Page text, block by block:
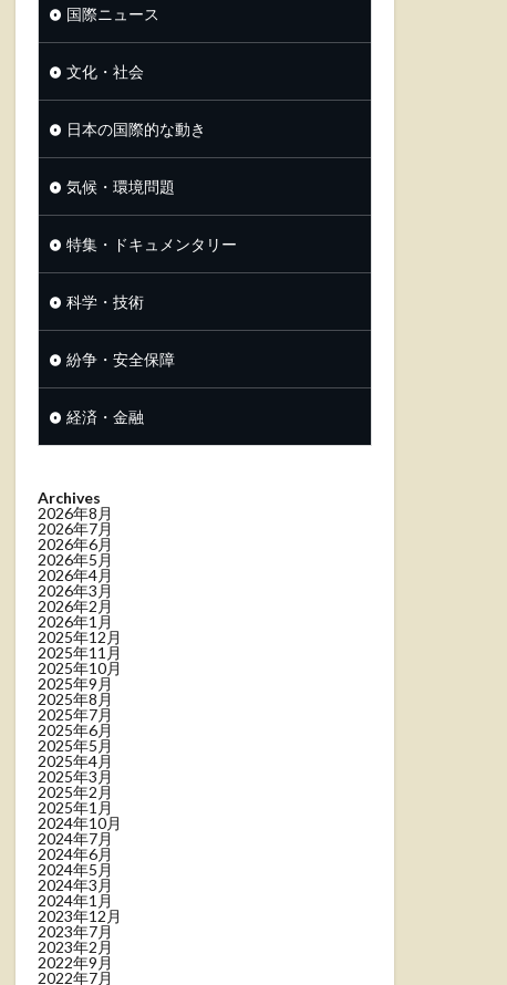
国際ニュース
文化・社会
日本の国際的な動き
気候・環境問題
特集・ドキュメンタリー
科学・技術
紛争・安全保障
経済・金融
Archives
2026年8月
2026年7月
2026年6月
2026年5月
2026年4月
2026年3月
2026年2月
2026年1月
2025年12月
2025年11月
2025年10月
2025年9月
2025年8月
2025年7月
2025年6月
2025年5月
2025年4月
2025年3月
2025年2月
2025年1月
2024年10月
2024年7月
2024年6月
2024年5月
2024年3月
2024年1月
2023年12月
2023年7月
2023年2月
2022年9月
2022年7月